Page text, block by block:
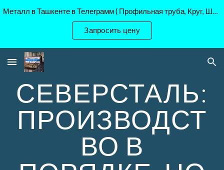
Skip to navigation
Металл в Ташкенте в Телеграмм ( Профильная труба, Круг, Шестигранник Ст45, 40Х, )
Запросить цену
СЕВЕРСТАЛЬ:
ПРОИЗВОДСТ
ВО В